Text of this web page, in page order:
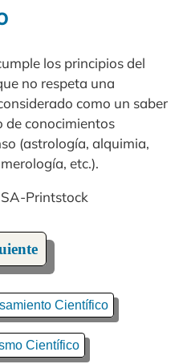
los principios del
no respeta una
como un saber
de conocimientos
(astrología, alquimia,
etc.).
Printstock
Científico
Científico